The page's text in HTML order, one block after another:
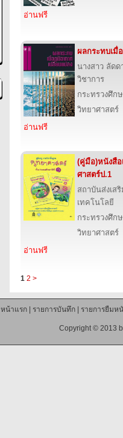
อ่านฟรี
ผลกระทบเมื่
นางสาว ลัด
วิชาการ
กระทรวงศึก
วิทยาศาสตร์
อ่านฟรี
(คู่มือ)หนังสื
ศาสตร์ป.1
สถาบันส่งเส
เทคโนโลยี
กระทรวงศึก
วิทยาศาสตร์
อ่านฟรี
1 2 >
หน้าแรก| รายการบันทึก| รายการยืมห
Copyright © 2013